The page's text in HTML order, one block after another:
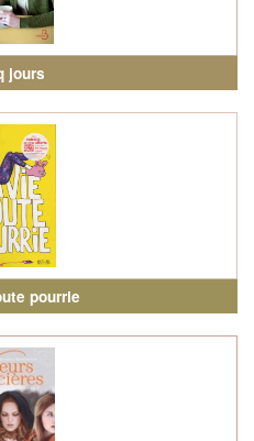
jours
pourrie